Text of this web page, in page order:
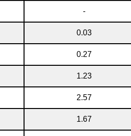
-
0.03
0.27
1.23
2.57
1.67